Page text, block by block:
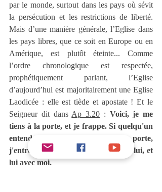
par le monde, surtout dans les pays où sévit
la persécution et les restrictions de liberté.
Mais d’une manière générale, l’Eglise dans
les pays libres, que ce soit en Europe ou en
Amérique, est plutôt éteinte... Comme
l’ordre chronologique est respectée,
prophétiquement parlant, l’Eglise
d’aujourd’hui est majoritairement une Eglise
Laodicée : elle est tiède et apostate ! Et le
Seigneur dit dans Ap 3.20 : Voici, je me
tiens à la porte, et je frappe. Si quelqu'un
entend ma voix et ouvre la porte,
j'entrerai chez lui, je souperai avec lui, et
lui avec moi.